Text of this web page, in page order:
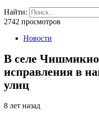
Найти:
2742 просмотров
Новости
В селе
исправления в
улиц
8 лет назад